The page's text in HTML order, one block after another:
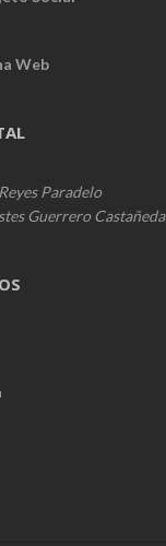
Web
Paradelo
Guerrero Castañeda